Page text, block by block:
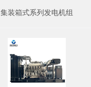
集装箱式系列发电机组